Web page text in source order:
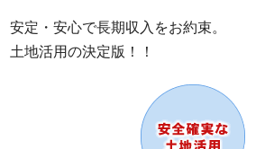
安定・安心で長期収入をお約束。
土地活用の決定版！！